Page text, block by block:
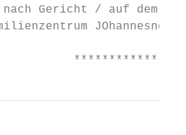
Gericht / auf dem
JOhannesnest